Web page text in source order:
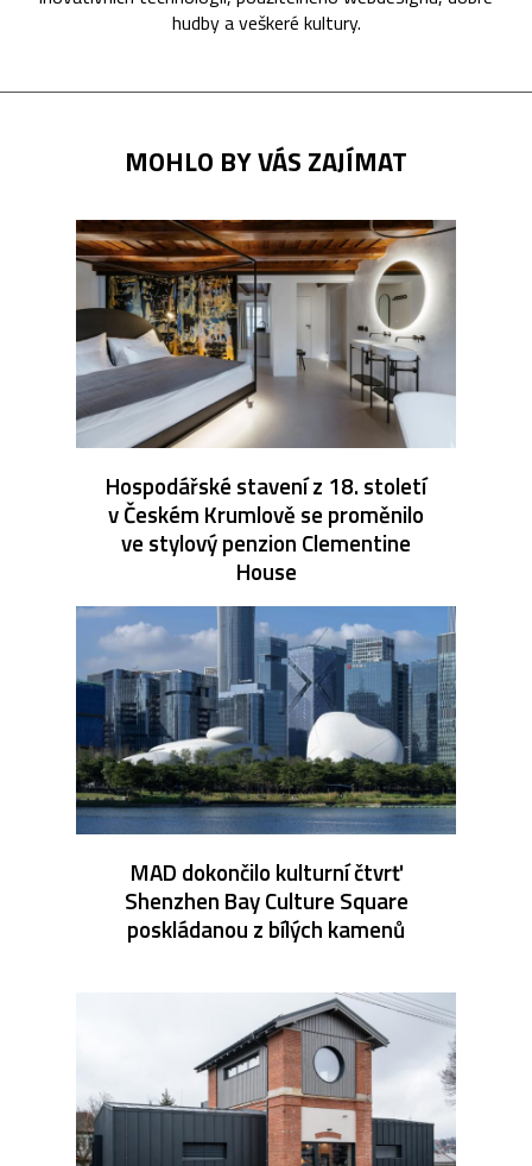
hudby a veškeré kultury.
MOHLO BY VÁS ZAJÍMAT
Hospodářské stavení z 18. století
v Českém Krumlově se proměnilo
ve stylový penzion Clementine
House
MAD dokončilo kulturní čtvrť
Shenzhen Bay Culture Square
poskládanou z bílých kamenů